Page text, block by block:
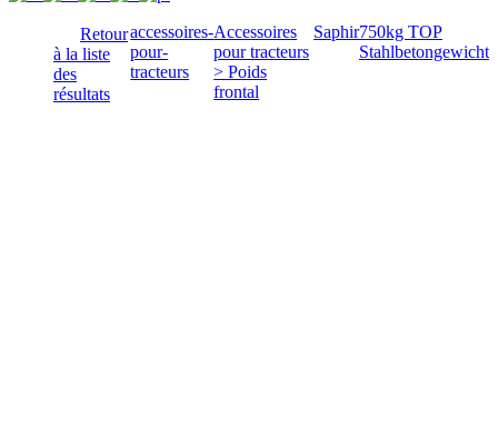
Retour
à la liste
des
résultats
accessoires-
pour-
tracteurs
Accessoires
pour tracteurs
> Poids
frontal
Saphir750kg TOP
Stahlbetongewicht